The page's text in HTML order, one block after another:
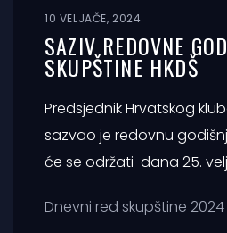
10 VELJAČE, 2024
SAZIV REDOVNE
SKUPŠTINE HKDŠ
Predsjednik Hrvatskog
sazvao je redovnu
će se održati dana 25.
Dnevni red skupštine 2024